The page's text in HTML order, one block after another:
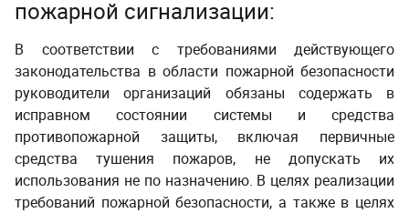
пожарной сигнализации:
В соответствии с требованиями действующего
законодательства в области пожарной безопасности
руководители организаций обязаны содержать в
исправном состоянии системы и средства
противопожарной защиты, включая первичные
средства тушения пожаров, не допускать их
использования не по назначению. В целях реализации
требований пожарной безопасности, а также в целях